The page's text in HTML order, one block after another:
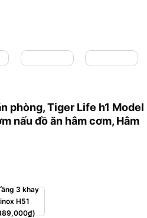
phòng, Tiger Life h1 Model
nấu đồ ăn hâm cơm, Hâm
3 khay
inox H51